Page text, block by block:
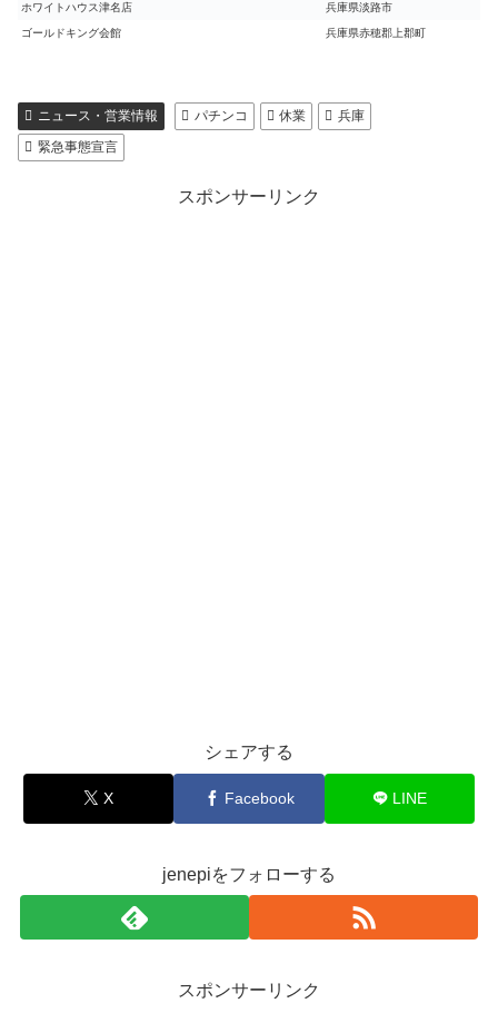
ホワイトハウス津名店 兵庫県淡路市
ゴールドキング会館 兵庫県赤穂郡上郡町
ニュース・営業情報 パチンコ 休業
兵庫
緊急事態宣言
スポンサーリンク
シェアする
X Facebook LINE
jenepiをフォローする
スポンサーリンク